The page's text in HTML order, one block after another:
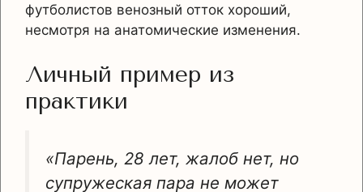
футболистов венозный отток хороший,
несмотря на анатомические изменения.
Личный пример из
практики
«Парень, 28 лет, жалоб нет, но
супружеская пара не может